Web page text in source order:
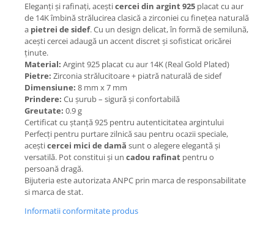
Eleganți și rafinați, aceșticercei din argint 925 placat cu aur
de 14K îmbină strălucirea clasică a zirconiei cu finețea naturală
a pietrei de sidef. Cu un design delicat, în formă de semilună,
acești cercei adaugă un accent discret și sofisticat oricărei
ținute.
Material: Argint 925 placat cu aur 14K (Real Gold Plated)
Pietre: Zirconia strălucitoare + piatră naturală de sidef
Dimensiune: 8 mm x 7 mm
Prindere: Cu șurub – sigură și confortabilă
Greutate: 0.9 g
Certificat cu ștanță 925 pentru autenticitatea argintului
Perfecți pentru purtare zilnică sau pentru ocazii speciale,
aceșticercei mici de damă sunt o alegere elegantă și
versatilă. Pot constitui și un cadou rafinat pentru o
persoană dragă.
Bijuteria este autorizata ANPC prin marca de responsabilitate
si marca de stat.
Informatii conformitate produs